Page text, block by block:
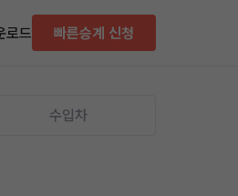
로드 빠른승계 신청
수입차